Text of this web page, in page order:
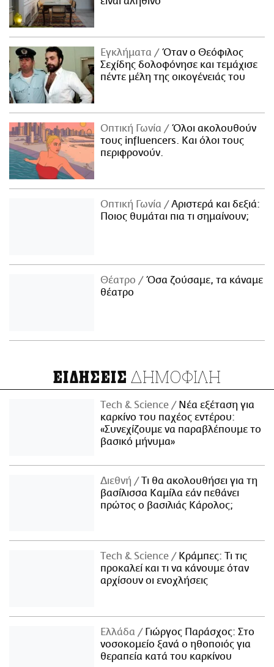
Εγκλήματα
Όταν ο Θεόφιλος
Σεχίδης δολοφόνησε και τεμάχισε
πέντε μέλη της οικογένειάς του
Οπτική Γωνία
Όλοι ακολουθούν
τους influencers. Και όλοι τους
περιφρονούν.
Οπτική Γωνία
Αριστερά και δεξιά:
Ποιος θυμάται πια τι σημαίνουν;
Θέατρο
Όσα ζούσαμε, τα κάναμε
θέατρο
ΕΙΔΗΣΕΙΣ ΔΗΜΟΦΙΛΗ
Τech & Science
Νέα εξέταση για
καρκίνο του παχέος εντέρου:
«Συνεχίζουμε να παραβλέπουμε το
βασικό μήνυμα»
Διεθνή
Τι θα ακολουθήσει για τη
βασίλισσα Καμίλα εάν πεθάνει
πρώτος ο βασιλιάς Κάρολος;
Τech & Science
Κράμπες: Τι τις
προκαλεί και τι να κάνουμε όταν
αρχίσουν οι ενοχλήσεις
Ελλάδα
Γιώργος Παράσχος: Στο
νοσοκομείο ξανά ο ηθοποιός για
θεραπεία κατά του καρκίνου